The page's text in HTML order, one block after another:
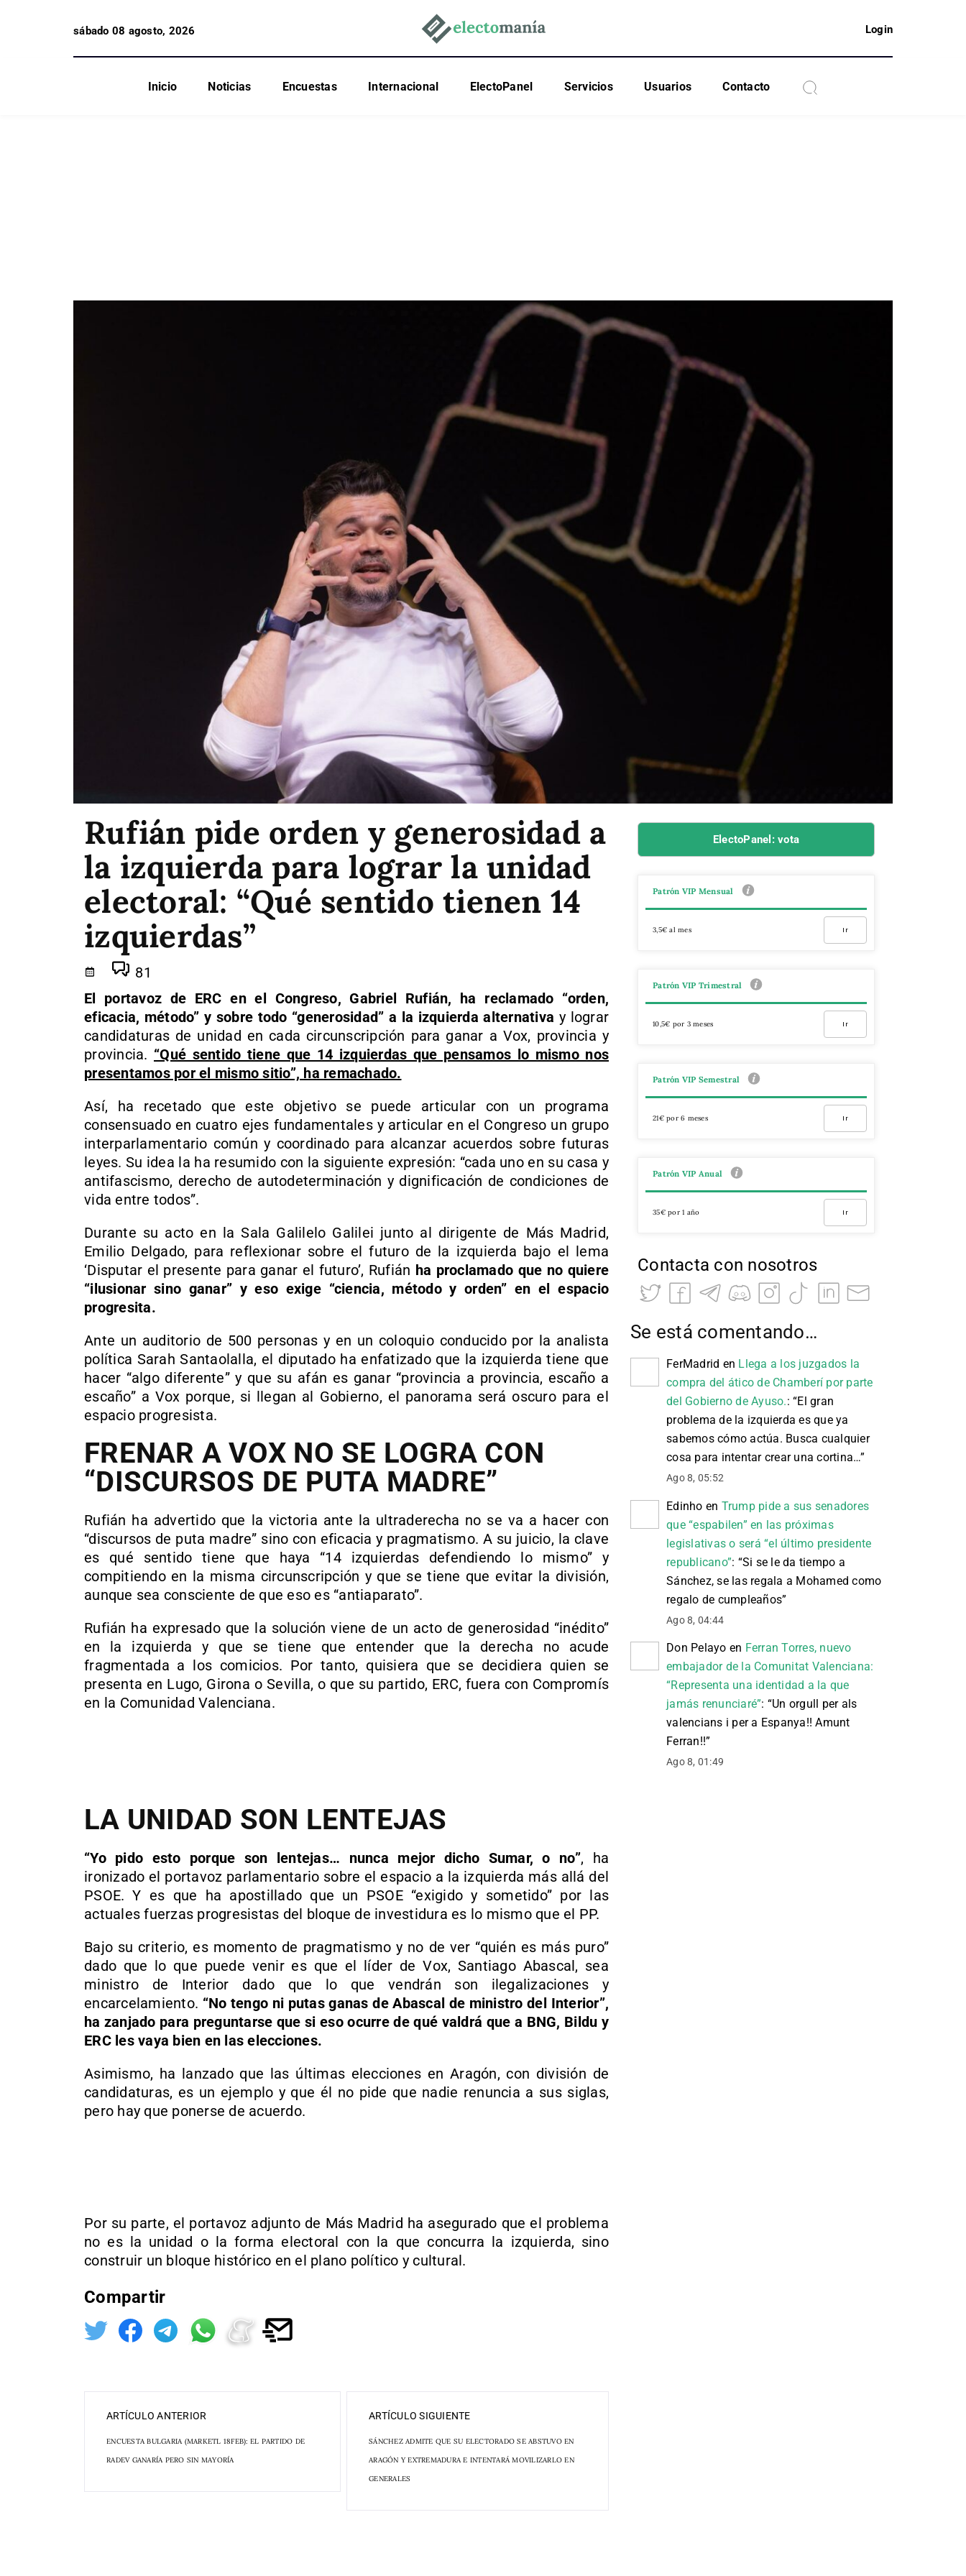
sábado 08 agosto, 2026 Login
Inicio Noticias Encuestas Internacional ElectoPanel Servicios Usuarios Contacto
Rufián pide orden y generosidad a
la izquierda para lograr la unidad
electoral: “Qué sentido tienen 14
izquierdas”
81
El portavoz de ERC en el Congreso, Gabriel Rufián, ha reclamado “orden,
eficacia, método” y sobre todo “generosidad” a la izquierda alternativa y lograr
candidaturas de unidad en cada circunscripción para ganar a Vox, provincia y
provincia. “Qué sentido tiene que 14 izquierdas que pensamos lo mismo nos
presentamos por el mismo sitio”, ha remachado.
Así, ha recetado que este objetivo se puede articular con un programa
consensuado en cuatro ejes fundamentales y articular en el Congreso un grupo
interparlamentario común y coordinado para alcanzar acuerdos sobre futuras
leyes. Su idea la ha resumido con la siguiente expresión: “cada uno en su casa y
antifascismo, derecho de autodeterminación y dignificación de condiciones de
vida entre todos”.
Durante su acto en la Sala Galilelo Galilei junto al dirigente de Más Madrid,
Emilio Delgado, para reflexionar sobre el futuro de la izquierda bajo el lema
‘Disputar el presente para ganar el futuro’, Rufián ha proclamado que no quiere
“ilusionar sino ganar” y eso exige “ciencia, método y orden” en el espacio
progresita.
Ante un auditorio de 500 personas y en un coloquio conducido por la analista
política Sarah Santaolalla, el diputado ha enfatizado que la izquierda tiene que
hacer “algo diferente” y que su afán es ganar “provincia a provincia, escaño a
escaño” a Vox porque, si llegan al Gobierno, el panorama será oscuro para el
espacio progresista.
FRENAR A VOX NO SE LOGRA CON
“DISCURSOS DE PUTA MADRE”
Rufián ha advertido que la victoria ante la ultraderecha no se va a hacer con
“discursos de puta madre” sino con eficacia y pragmatismo. A su juicio, la clave
es qué sentido tiene que haya “14 izquierdas defendiendo lo mismo” y
compitiendo en la misma circunscripción y que se tiene que evitar la división,
aunque sea consciente de que eso es “antiaparato”.
Rufián ha expresado que la solución viene de un acto de generosidad “inédito”
en la izquierda y que se tiene que entender que la derecha no acude
fragmentada a los comicios. Por tanto, quisiera que se decidiera quien se
presenta en Lugo, Girona o Sevilla, o que su partido, ERC, fuera con Compromís
en la Comunidad Valenciana.
LA UNIDAD SON LENTEJAS
“Yo pido esto porque son lentejas… nunca mejor dicho Sumar, o no”, ha
ironizado el portavoz parlamentario sobre el espacio a la izquierda más allá del
PSOE. Y es que ha apostillado que un PSOE “exigido y sometido” por las
actuales fuerzas progresistas del bloque de investidura es lo mismo que el PP.
Bajo su criterio, es momento de pragmatismo y no de ver “quién es más puro”
dado que lo que puede venir es que el líder de Vox, Santiago Abascal, sea
ministro de Interior dado que lo que vendrán son ilegalizaciones y
encarcelamiento. “No tengo ni putas ganas de Abascal de ministro del Interior”,
ha zanjado para preguntarse que si eso ocurre de qué valdrá que a BNG, Bildu y
ERC les vaya bien en las elecciones.
Asimismo, ha lanzado que las últimas elecciones en Aragón, con división de
candidaturas, es un ejemplo y que él no pide que nadie renuncia a sus siglas,
pero hay que ponerse de acuerdo.
Por su parte, el portavoz adjunto de Más Madrid ha asegurado que el problema
no es la unidad o la forma electoral con la que concurra la izquierda, sino
construir un bloque histórico en el plano político y cultural.
Compartir
ARTÍCULO ANTERIOR
ENCUESTA BULGARIA (MARKETL 18FEB): EL PARTIDO DE
RADEV GANARÍA PERO SIN MAYORÍA
ARTÍCULO SIGUIENTE
SÁNCHEZ ADMITE QUE SU ELECTORADO SE ABSTUVO EN
ARAGÓN Y EXTREMADURA E INTENTARÁ MOVILIZARLO EN
GENERALES
ElectoPanel: vota
Patrón VIP Mensual
3,5€ al mes Ir
Patrón VIP Trimestral
10,5€ por 3 meses Ir
Patrón VIP Semestral
21€ por 6 meses Ir
Patrón VIP Anual
35€ por 1 año Ir
Contacta con nosotros
Se está comentando…
FerMadrid en Llega a los juzgados la
compra del ático de Chamberí por parte
del Gobierno de Ayuso.: “El gran
problema de la izquierda es que ya
sabemos cómo actúa. Busca cualquier
cosa para intentar crear una cortina…”
Ago 8, 05:52
Edinho en Trump pide a sus senadores
que “espabilen” en las próximas
legislativas o será “el último presidente
republicano”: “Si se le da tiempo a
Sánchez, se las regala a Mohamed como
regalo de cumpleaños”
Ago 8, 04:44
Don Pelayo en Ferran Torres, nuevo
embajador de la Comunitat Valenciana:
“Representa una identidad a la que
jamás renunciaré”: “Un orgull per als
valencians i per a Espanya!! Amunt
Ferran!!”
Ago 8, 01:49